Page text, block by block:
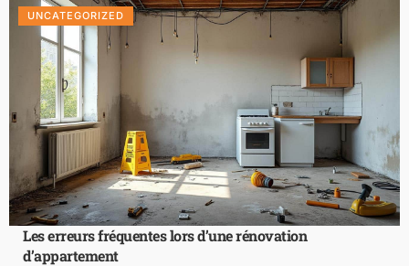
UNCATEGORIZED
Les erreurs fréquentes lors d’une rénovation
d’appartement